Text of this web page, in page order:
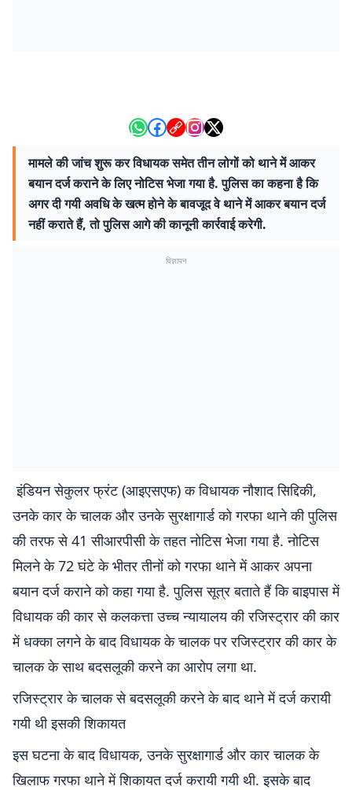
मामले की जांच शुरू कर विधायक समेत तीन लोगों को थाने में आकर
बयान दर्ज कराने के लिए नोटिस भेजा गया है. पुलिस का कहना है कि
अगर दी गयी अवधि के खत्म होने के बावजूद वे थाने में आकर बयान दर्ज
नहीं कराते हैं, तो पुलिस आगे की कानूनी कार्रवाई करेगी.
विज्ञापन
इंडियन सेकुलर फ्रंट (आइएसएफ) क विधायक नौशाद सिद्दिकी,
उनके कार के चालक और उनके सुरक्षागार्ड को गरफा थाने की पुलिस
की तरफ से 41 सीआरपीसी के तहत नोटिस भेजा गया है. नोटिस
मिलने के 72 घंटे के भीतर तीनों को गरफा थाने में आकर अपना
बयान दर्ज कराने को कहा गया है. पुलिस सूत्र बताते हैं कि बाइपास में
विधायक की कार से कलकत्ता उच्च न्यायालय की रजिस्ट्रार की कार
में धक्का लगने के बाद विधायक के चालक पर रजिस्ट्रार की कार के
चालक के साथ बदसलूकी करने का आरोप लगा था.
रजिस्ट्रार के चालक से बदसलूकी करने के बाद थाने में दर्ज करायी
गयी थी इसकी शिकायत
इस घटना के बाद विधायक, उनके सुरक्षागार्ड और कार चालक के
खिलाफ गरफा थाने में शिकायत दर्ज करायी गयी थी. इसके बाद